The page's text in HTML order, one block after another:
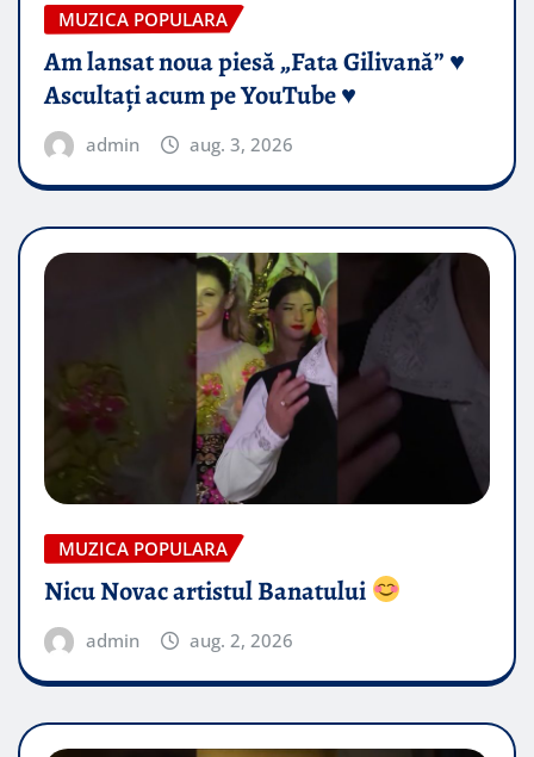
MUZICA POPULARA
Am lansat noua piesă „Fata Gilivană” ♥️
Ascultați acum pe YouTube ♥️
admin aug. 3, 2026
MUZICA POPULARA
Nicu Novac artistul Banatului
admin aug. 2, 2026